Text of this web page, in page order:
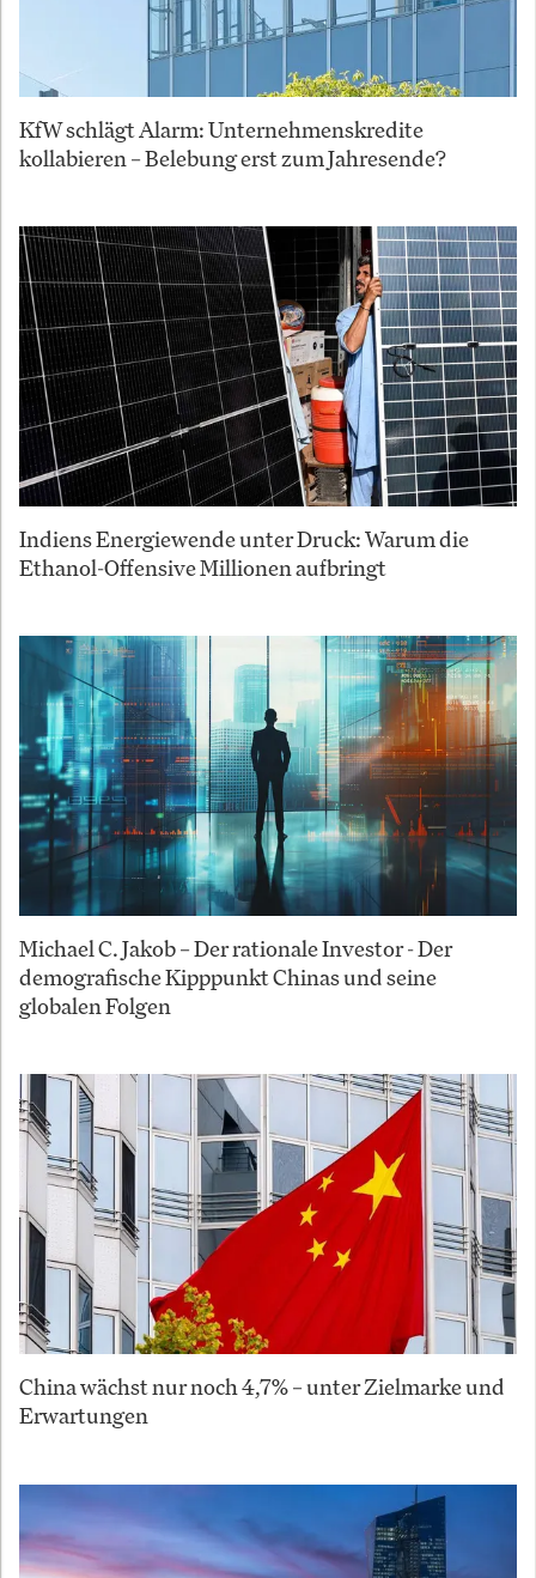
KfW schlägt Alarm: Unternehmenskredite
kollabieren – Belebung erst zum Jahresende?
Indiens Energiewende unter Druck: Warum die
Ethanol-Offensive Millionen aufbringt
Michael C. Jakob – Der rationale Investor - Der
demografische Kipppunkt Chinas und seine
globalen Folgen
China wächst nur noch 4,7% – unter Zielmarke und
Erwartungen